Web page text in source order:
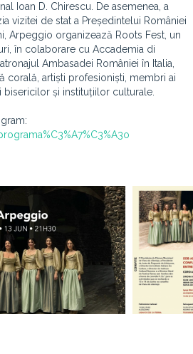
Ioan D. Chirescu. De asemenea, a
vizitei de stat a Președintelui României
Arpeggio organizează Roots Fest, un
în colaborare cu Accademia di
Ambasadei României în Italia,
corală, artiști profesioniști, membri ai
și instituțiilor culturale.